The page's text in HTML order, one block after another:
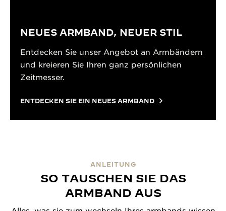
NEUES ARMBAND, NEUER STIL
Entdecken Sie unser Angebot an Armbändern
und kreieren Sie Ihren ganz persönlichen
Zeitmesser.
ENTDECKEN SIE EIN NEUES ARMBAND
ANLEITUNG
SO TAUSCHEN SIE DAS
ARMBAND AUS